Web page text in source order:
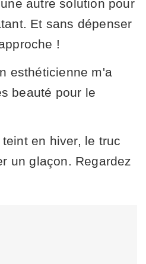
autre solution pour
Et sans dépenser
!
esthéticienne m'a
beauté pour le
en hiver, le truc
un glaçon. Regardez